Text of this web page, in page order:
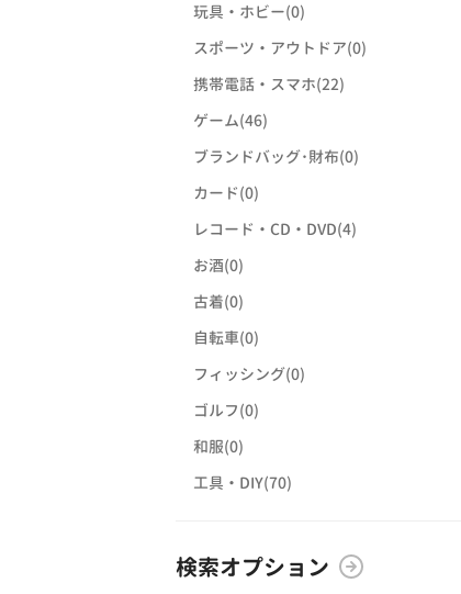
玩具・ホビー(0)
スポーツ・アウトドア(0)
携帯電話・スマホ(22)
ゲーム(46)
ブランドバッグ･財布(0)
カード(0)
レコード・CD・DVD(4)
お酒(0)
古着(0)
自転車(0)
フィッシング(0)
ゴルフ(0)
和服(0)
工具・DIY(70)
検索オプション